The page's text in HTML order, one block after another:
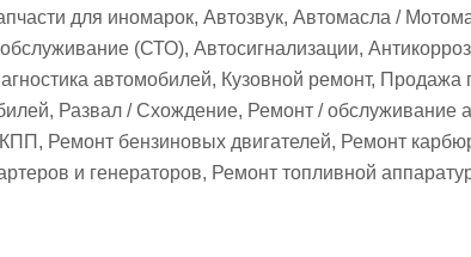
для иномарок, Автозвук, Автомасла /
(СТО), Автосигнализации,
автомобилей, Кузовной ремонт,
Развал / Схождение, Ремонт / обслуживание
Ремонт бензиновых двигателей, Ремонт
и генераторов, Ремонт топливной